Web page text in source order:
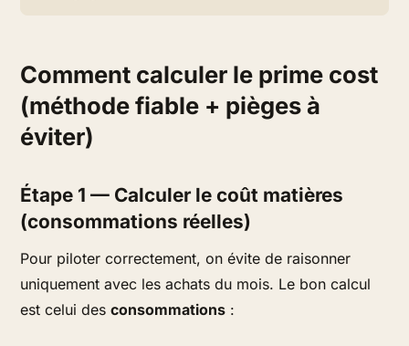
Comment calculer le prime cost
(méthode fiable + pièges à
éviter)
Étape 1 — Calculer le coût matières
(consommations réelles)
Pour piloter correctement, on évite de raisonner
uniquement avec les achats du mois. Le bon calcul
est celui desconsommations :